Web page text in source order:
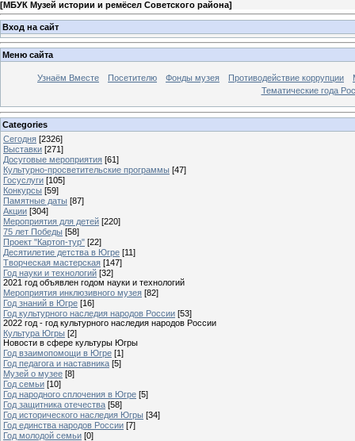
[МБУК Музей истории и ремёсел Советского района]
Вход на сайт
Меню сайта
Узнаём Вместе Посетителю Фонды музея Противодействие коррупции
Тематические года
Categories
Сегодня [2326]
Выставки [271]
Досуговые мероприятия [61]
Культурно-просветительские программы [47]
Госуслуги [105]
Конкурсы [59]
Памятные даты [87]
Акции [304]
Мероприятия для детей [220]
75 лет Победы [58]
Проект "Картоп-тур" [22]
Десятилетие детства в Югре [11]
Творческая мастерская [147]
Год науки и технологий [32]
2021 год объявлен годом науки и технологий
Мероприятия инклюзивного музея [82]
Год знаний в Югре [16]
Год культурного наследия народов России [53]
2022 год - год культурного наследия народов России
Культура Югры [2]
Новости в сфере культуры Югры
Год взаимопомощи в Югре [1]
Год педагога и наставника [5]
Музей о музее [8]
Год семьи [10]
Год народного сплочения в Югре [5]
Год защитника отечества [58]
Год исторического наследия Югры [34]
Год единства народов России [7]
Год молодой семьи [0]